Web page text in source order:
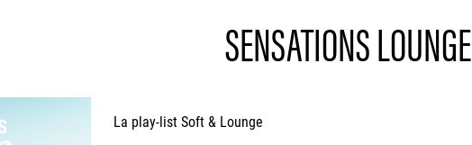
SENSATIONS LOUNGE
La play-list Soft & Lounge